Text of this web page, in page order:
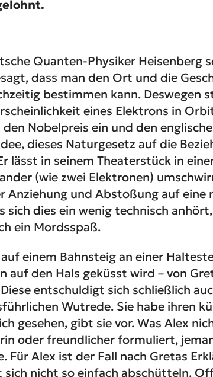
Quanten-Physiker Heisenberg
dass man den Ort und die
bestimmen kann. Deswegen
eines Elektrons in
Nobelpreis ein und den
dieses Naturgesetz auf die
lässt in seinem Theaterstück in
(wie zwei Elektronen)
Anziehung und Abstoßung auf eine
sich dies ein wenig technisch
ein Mordsspaß.
einem Bahnsteig an einer
den Hals geküsst wird – von
entschuldigt sich schließlich
Wutrede. Sie habe ihren
gesehen, gibt sie vor. Was Alex
oder freundlicher formuliert,
Für Alex ist der Fall nach Gretas
sich nicht so einfach abschütteln.